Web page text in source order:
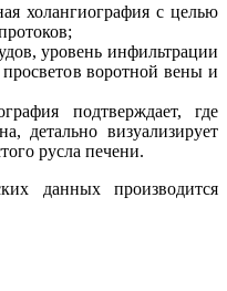
холангиография с целью
уровень инфильтрации
воротной вены и
подтверждает, где
детально визуализирует
русла печени.
данных производится